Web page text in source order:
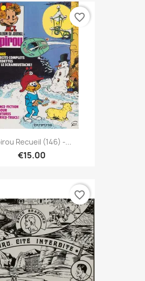
Recueil (146) -...
€15.00
favorite_border
favorite_border